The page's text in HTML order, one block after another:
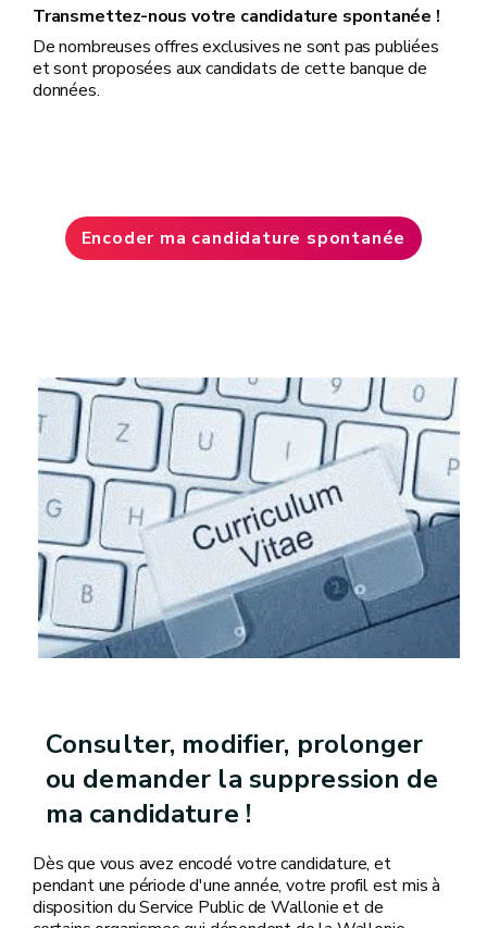
Transmettez-nous votre candidature spontanée !
De nombreuses offres exclusives ne sont pas publiées
et sont proposées aux candidats de cette banque de
données.
Encoder ma candidature spontanée
Consulter, modifier, prolonger
ou demander la suppression de
ma candidature !
Dès que vous avez encodé votre candidature, et
pendant une période d'une année, votre profil est mis à
disposition du Service Public de Wallonie et de